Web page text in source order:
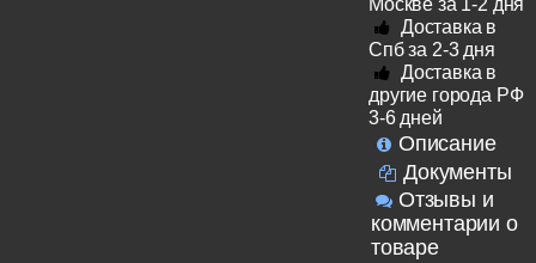
Москве за 1-2 дня
Доставка в
Спб за 2-3 дня
Доставка в
другие города РФ
3-6 дней
Описание
Документы
Отзывы и
комментарии о
товаре